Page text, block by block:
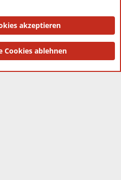
Impressum
® © 2010-2025 XenForo Ltd.
akzeptieren
Cookies ablehnen